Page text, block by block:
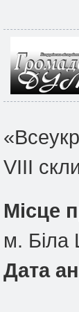
VIII
Місце
м. Біла
Дата